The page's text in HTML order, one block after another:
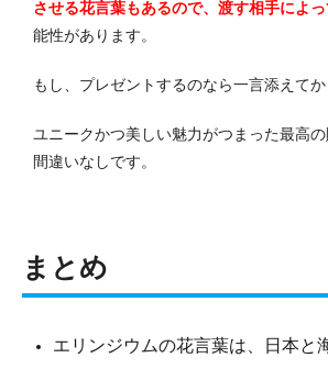
させる花言葉もあるので、渡す相手によ
能性があります。
もし、プレゼントするのなら一言添えてか
ユニークかつ美しい魅力がつまった最高
間違いなしです。
まとめ
エリンジウムの花言葉は、日本と